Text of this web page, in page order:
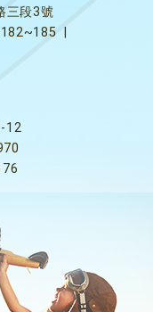
三段3號
12